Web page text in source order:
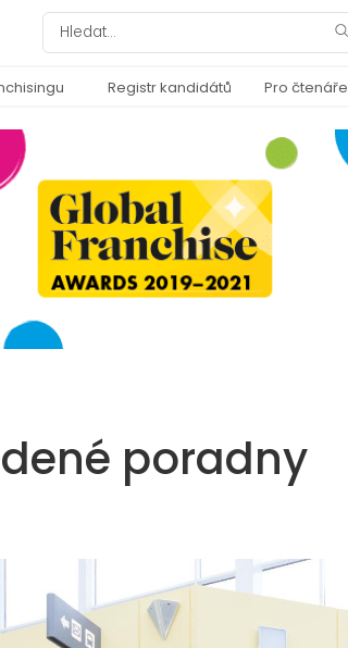
Registr kandidátů Pro čtenáře
poradny